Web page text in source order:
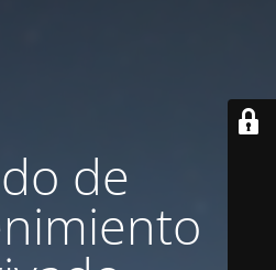
de